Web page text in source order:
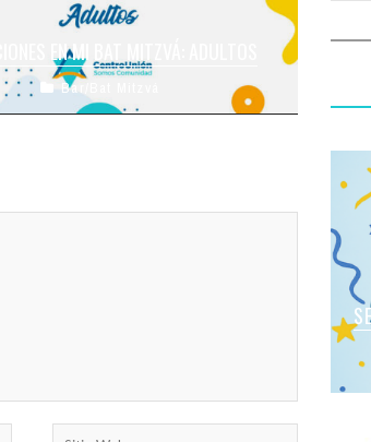
EN MI BAT MITZVÁ: ADULTOS
viviendo con mucha emoción la
para mi Bat, seguir mi camino
Bar/Bat Mitzvá